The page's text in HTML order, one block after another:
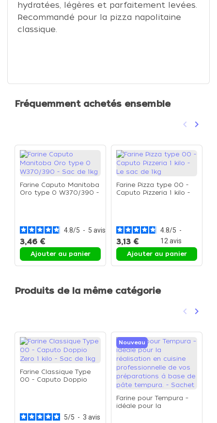
hydratées, légères et parfaitement levées.
Recommandé pour la pizza napolitaine
classique.
Fréquemment achetés ensemble
Précédent
keyboard_arrow_left keyboard_arrow_right
Farine Caputo Manitoba
Oro type 0 W370/390 -
4.8/5 - 5 avis
3,46 €
Ajouter au panier
Farine Pizza type 00 -
Caputo Pizzeria 1 kilo -
4.8/5 -
12 avis
3,13 €
Ajouter au panier
Produits de la même catégorie
Précédent
keyboard_arrow_left keyboard_arrow_right
Farine Classique Type
00 - Caputo Doppio
5/5 - 3 avis
Nouveau
Farine pour Tempura –
idéale pour la